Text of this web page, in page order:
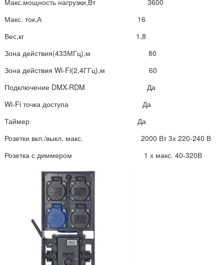
Макс. ток,А 16
Вес,кг 1,8
Зона действия(433МГц),м 80
Зона действия Wi-Fi(2,4ГГц),м 60
Подключение DMX-RDM Да
Wi-Fi точка доступа Да
Таймер Да
Розетки вкл./выкл. макс. 2000 Вт 3х 220-240 В
Розетка с диммером 1 х макс. 40-320В